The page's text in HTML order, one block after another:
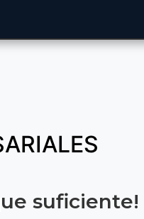
suficiente!